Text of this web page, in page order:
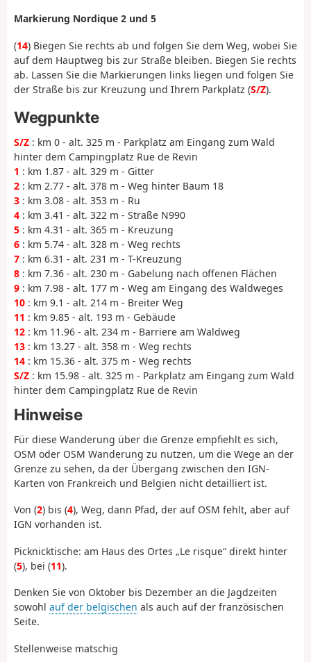
Markierung Nordique 2 und 5
(14) Biegen Sie rechts ab und folgen Sie dem Weg, wobei Sie
auf dem Hauptweg bis zur Straße bleiben. Biegen Sie rechts
ab. Lassen Sie die Markierungen links liegen und folgen Sie
der Straße bis zur Kreuzung und Ihrem Parkplatz (S/Z).
Wegpunkte
S/Z : km 0 - alt. 325 m - Parkplatz am Eingang zum Wald
hinter dem Campingplatz Rue de Revin
1 : km 1.87 - alt. 329 m - Gitter
2 : km 2.77 - alt. 378 m - Weg hinter Baum 18
3 : km 3.08 - alt. 353 m - Ru
4 : km 3.41 - alt. 322 m - Straße N990
5 : km 4.31 - alt. 365 m - Kreuzung
6 : km 5.74 - alt. 328 m - Weg rechts
7 : km 6.31 - alt. 231 m - T-Kreuzung
8 : km 7.36 - alt. 230 m - Gabelung nach offenen Flächen
9 : km 7.98 - alt. 177 m - Weg am Eingang des Waldweges
10 : km 9.1 - alt. 214 m - Breiter Weg
11 : km 9.85 - alt. 193 m - Gebäude
12 : km 11.96 - alt. 234 m - Barriere am Waldweg
13 : km 13.27 - alt. 358 m - Weg rechts
14 : km 15.36 - alt. 375 m - Weg rechts
S/Z : km 15.98 - alt. 325 m - Parkplatz am Eingang zum Wald
hinter dem Campingplatz Rue de Revin
Hinweise
Für diese Wanderung über die Grenze empfiehlt es sich,
OSM oder OSM Wanderung zu nutzen, um die Wege an der
Grenze zu sehen, da der Übergang zwischen den IGN-
Karten von Frankreich und Belgien nicht detailliert ist.
Von (2) bis (4), Weg, dann Pfad, der auf OSM fehlt, aber auf
IGN vorhanden ist.
Picknicktische: am Haus des Ortes „Le risque“ direkt hinter
(5), bei (11).
Denken Sie von Oktober bis Dezember an die Jagdzeiten
sowohl auf der belgischen als auch auf der französischen
Seite.
Stellenweise matschig